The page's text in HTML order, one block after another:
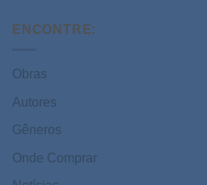
ENCONTRE:
Obras
Autores
Gêneros
Onde Comprar